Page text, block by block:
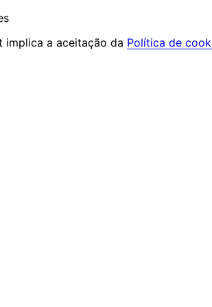
implica a aceitação da Política de